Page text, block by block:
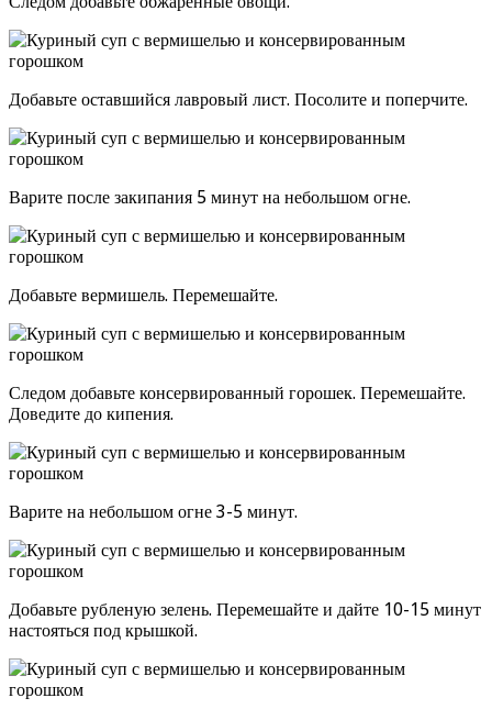
Добавьте оставшийся лавровый лист. Посолите и поперчите.
Варите после закипания 5 минут на небольшом огне.
Добавьте вермишель. Перемешайте.
Следом добавьте консервированный горошек. Перемешайте.
Доведите до кипения.
Варите на небольшом огне 3-5 минут.
Добавьте рубленую зелень. Перемешайте и дайте 10-15 минут
настояться под крышкой.